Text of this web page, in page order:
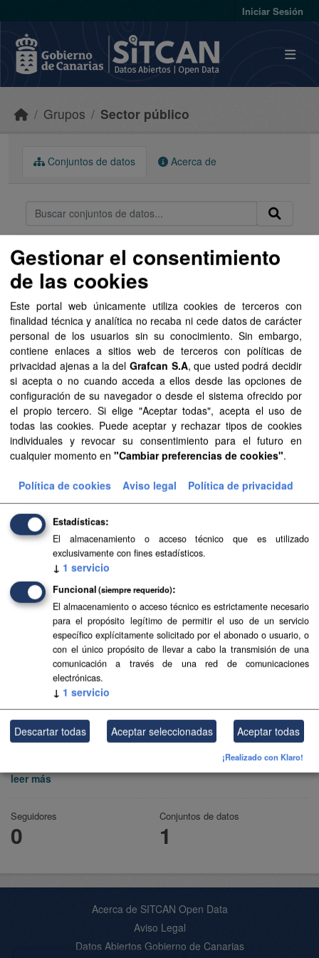
Iniciar Sesión
Grupos Sector público
Sector público
leer más
Seguidores
0
Conjuntos de datos
1
Conjuntos de datos Acerca de
Ordenar por
1 conjunto de datos encontrado
Licencias:
Aviso Legal del Gobierno de Canarias
Formatos:
LAZ
Filtrar Resultados
Zonas afectadas por el volcán de La Palma
Información geoespacial de los terrenos afectados por la
producida en el marco de la orden n.º 280/2022 de la...
LAZ TIFF
Acerca de SITCAN Open Data
Aviso Legal
Datos Abiertos Gobierno de Canarias
Gestionar el consentimiento
de las cookies
Este portal web únicamente utiliza cookies de terceros con
finalidad técnica y analítica no recaba ni cede datos de carácter
personal de los usuarios sin su conocimiento. Sin embargo,
contiene enlaces a sitios web de terceros con políticas de
privacidad ajenas a la del Grafcan S.A, que usted podrá decidir
si acepta o no cuando acceda a ellos desde las opciones de
configuración de su navegador o desde el sistema ofrecido por
el propio tercero. Si elige "Aceptar todas", acepta el uso de
todas las cookies. Puede aceptar y rechazar tipos de cookies
individuales y revocar su consentimiento para el futuro en
cualquier momento en "Cambiar preferencias de cookies".
Política de cookies Aviso legal Política de privacidad
Estadísticas
El almacenamiento o acceso técnico que es utilizado
exclusivamente con fines estadísticos.
↓ 1 servicio
Funcional (siempre requerido)
El almacenamiento o acceso técnico es estrictamente necesario
para el propósito legítimo de permitir el uso de un servicio
específico explícitamente solicitado por el abonado o usuario, o
con el único propósito de llevar a cabo la transmisión de una
comunicación a través de una red de comunicaciones
electrónicas.
↓ 1 servicio
Descartar todas Aceptar seleccionadas Aceptar todas
¡Realizado con Klaro!